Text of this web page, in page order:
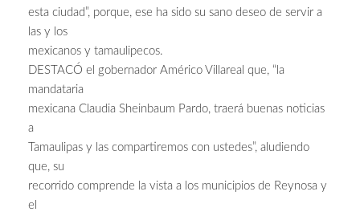
esta ciudad”, porque, ese ha sido su sano deseo de servir a
las y los
mexicanos y tamaulipecos.
DESTACÓ el gobernador Américo Villareal que, “la
mandataria
mexicana Claudia Sheinbaum Pardo, traerá buenas noticias
a
Tamaulipas y las compartiremos con ustedes”, aludiendo
que, su
recorrido comprende la vista a los municipios de Reynosa y
el